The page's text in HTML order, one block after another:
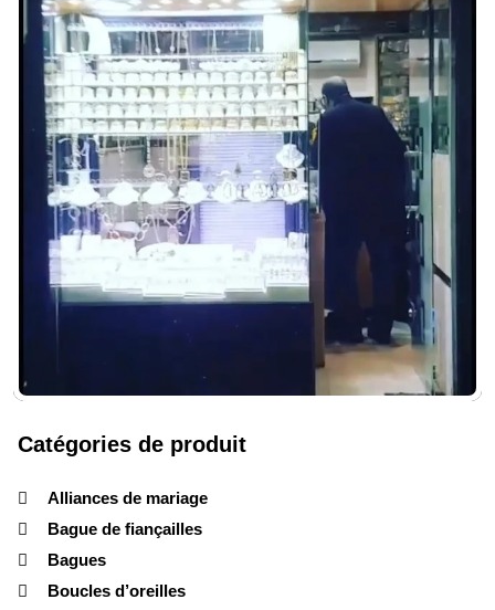
Catégories de produit
Alliances de mariage
Bague de fiançailles
Bagues
Boucles d’oreilles